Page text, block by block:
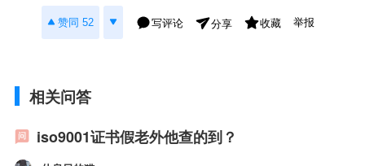
赞同 52 写评论 分享 收藏 举报
相关问答
iso9001证书假老外他查的到？